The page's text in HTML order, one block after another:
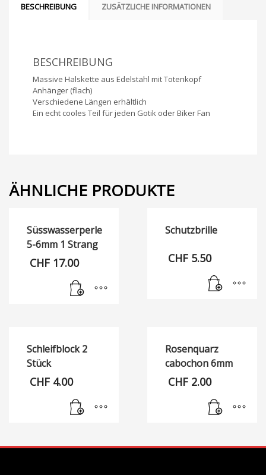
BESCHREIBUNG ZUSÄTZLICHE INFORMATIONEN
BESCHREIBUNG
Massive Halskette aus Edelstahl mit Totenkopf
Anhänger (flach)
Verschiedene Längen erhältlich
Ein echt cooles Teil für jeden Gotik oder Biker Fan
ÄHNLICHE PRODUKTE
Süsswasserperle
5-6mm 1 Strang
CHF 17.00
Schutzbrille
CHF5.50
Schleifblock 2
Stück
CHF 4.00
Rosenquarz
cabochon 6mm
CHF2.00